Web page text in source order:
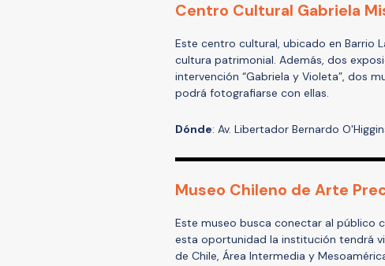
Centro Cultural Gabriela
Este centro cultural, ubicado en Barrio
cultura patrimonial. Además, dos
intervención “Gabriela y Violeta”, dos
podrá fotografiarse con ellas.
Dónde: Av. Libertador Bernardo
Museo Chileno de Arte
Este museo busca conectar al público
esta oportunidad la institución tendrá
de Chile, Área Intermedia y